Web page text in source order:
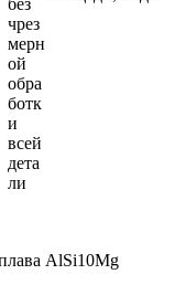
без
чрез
мерн
ой
обра
ботк
и
всей
дета
ли
AlSi10Mg